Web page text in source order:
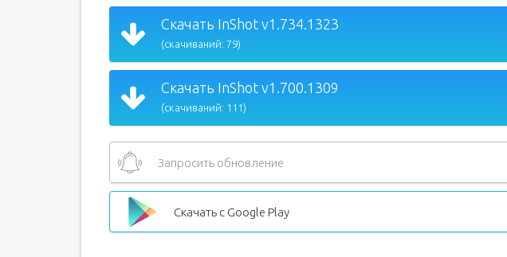
Скачать InShot v1.734.1323
(скачиваний: 79)
Скачать InShot v1.700.1309
(скачиваний: 111)
Запросить обновление
Скачать с Google Play